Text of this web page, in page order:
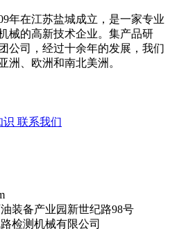
年在江苏盐城成立，是一家专业
械的高新技术企业。集产品研
公司，经过十余年的发展，我们
洲、欧洲和南北美洲。
识 联系我们
装备产业园新世纪路98号
检测机械有限公司